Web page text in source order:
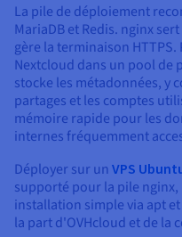
La pile de déploiement
MariaDB et Redis. nginx
gère la terminaison HTTPS.
Nextcloud dans un pool de
stocke les métadonnées, y
partages et les comptes
mémoire rapide pour les
internes fréquemment
Déployer sur un VPS
supporté pour la pile nginx,
installation simple via apt
la part d'OVHcloud et de la